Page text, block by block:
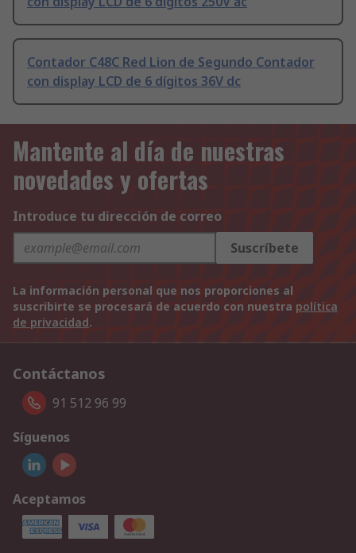
Contador C48C Red Lion de Segundo Contador
con display LCD de 6 dígitos 36V dc
Mantente al día de nuestras
novedades y ofertas
Introduce tu dirección de correo
Suscríbete
La información personal que nos proporciones al
suscribirte se procesará de acuerdo con nuestra política
de privacidad.
Contáctanos
91 512 96 99
Síguenos
Aceptamos